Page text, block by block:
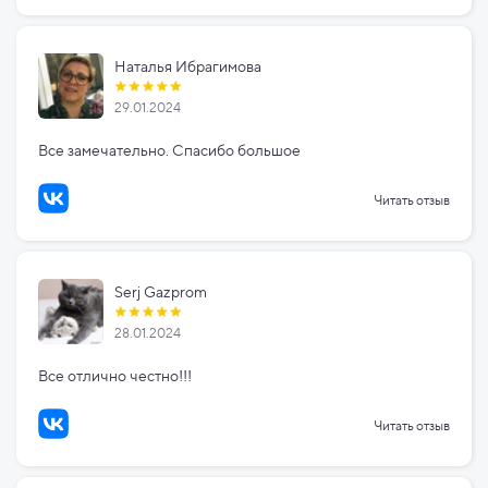
Наталья Ибрагимова
29.01.2024
Все замечательно. Спасибо большое
Читать отзыв
Serj Gazprom
28.01.2024
Все отлично честно!!!
Читать отзыв